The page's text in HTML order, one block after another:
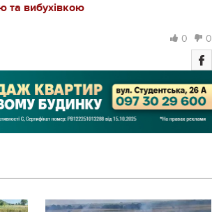
та вибухівкою
0 0